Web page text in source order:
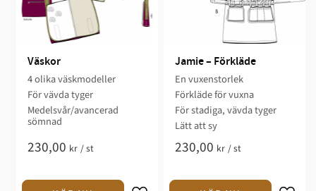
Väskor
4 olika väskmodeller
För vävda tyger
Medelsvår/avancerad
sömnad​​
230,00 kr /st
Jamie – Förkläde
En vuxenstorlek
Förkläde för vuxna​
För stadiga, vävda tyger​
Lätt att sy​​​
230,00 kr /st